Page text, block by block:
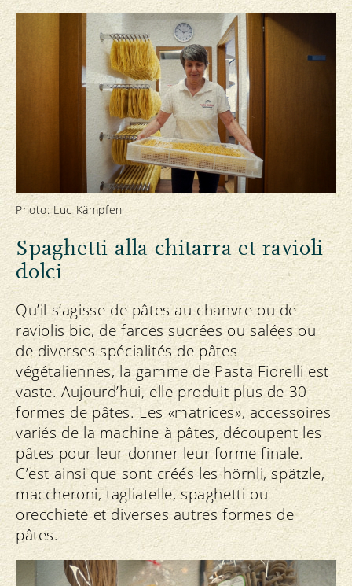
Photo: Luc Kämpfen
Spaghetti alla chitarra et ravioli
dolci
Qu’il s’agisse de pâtes au chanvre ou de
raviolis bio, de farces sucrées ou salées ou
de diverses spécialités de pâtes
végétaliennes, la gamme de Pasta Fiorelli est
vaste. Aujourd’hui, elle produit plus de 30
formes de pâtes. Les «matrices», accessoires
variés de la machine à pâtes, découpent les
pâtes pour leur donner leur forme finale.
C’est ainsi que sont créés les hörnli, spätzle,
maccheroni, tagliatelle, spaghetti ou
orecchiete et diverses autres formes de
pâtes.